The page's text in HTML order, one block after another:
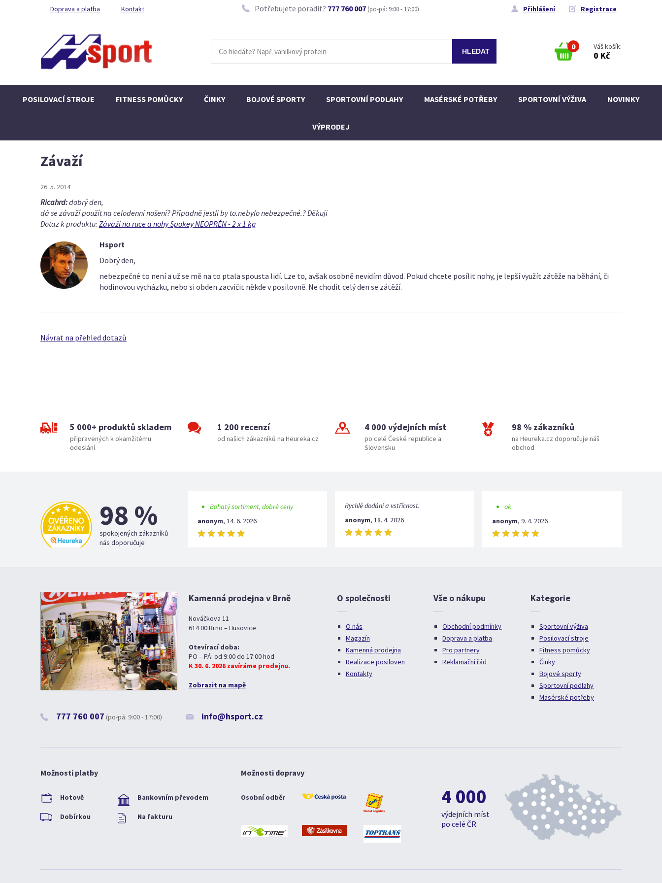
Doprava a platba Kontakt Potřebujete poradit? 777 760 007 (po-pá: 9:00 - 17:00) Přihlášení Registrace
0 Váš košík:
0 Kč
POSILOVACÍ STROJE FITNESS POMŮCKY ČINKY BOJOVÉ SPORTY SPORTOVNÍ PODLAHY MASÉRSKÉ POTŘEBY SPORTOVNÍ VÝŽIVA NOVINKY
VÝPRODEJ
Závaží
26. 5. 2014
Ricahrd:dobrý den,
dá se závaží použít na celodenní nošení? Případně jestli by to.nebylo nebezpečné.? Děkuji
Dotaz k produktu: Závaží na ruce a nohy Spokey NEOPRÉN - 2 x 1 kg
Hsport
Dobrý den,
nebezpečné to není a už se mě na to ptala spousta lidí. Lze to, avšak osobně nevidím důvod. Pokud chcete posílit nohy, je lepší využít zátěže na běhání, či
hodinovou vycházku, nebo si obden zacvičit někde v posilovně. Ne chodit celý den se zátěží.
Návrat na přehled dotazů
5 000+ produktů skladem
připravených k okamžitému
odeslání
1 200 recenzí
od našich zákazníků na Heureka.cz
4 000 výdejních míst
po celé České republice a
Slovensku
98 % zákazníků
na Heureka.cz doporučuje náš
obchod
98 %
spokojených zákazníků
nás doporučuje
Bohatý sortiment, dobré ceny
anonym, 14. 6. 2026
Rychlé dodání a vstřícnost.
anonym, 18. 4. 2026
ok
anonym, 9. 4. 2026
Kamenná prodejna v Brně
Nováčkova 11
614 00 Brno – Husovice
Otevírací doba:
PO – PÁ: od 9:00 do 17:00 hod
K 30. 6. 2026 zavíráme prodejnu.
Zobrazit na mapě
777 760 007 (po-pá: 9:00 - 17:00) info@hsport.cz
O společnosti
O nás
Magazín
Kamenná prodejna
Realizace posiloven
Kontakty
Vše o nákupu
Obchodní podmínky
Doprava a platba
Pro partnery
Reklamační řád
Kategorie
Sportovní výživa
Posilovací stroje
Fitness pomůcky
Činky
Bojové sporty
Sportovní podlahy
Masérské potřeby
Možnosti platby
Hotově Bankovním převodem
Dobírkou Na fakturu
Možnosti dopravy
Osobní odběr 4 000
výdejních míst
po celé ČR